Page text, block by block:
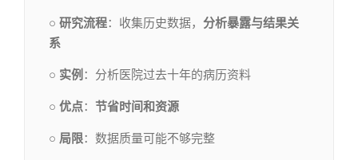
○ 研究流程：收集历史数据， 分析暴露与结果关
系
○ 实例 ：分析医院过去十年的病历资料
○ 优点： 节省时间和资源
○ 局限：数据质量可能不够完整